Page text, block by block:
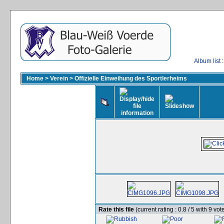
Album list
Home > Verein > Offizielle Einweihung des Sportlerheims
Rate this file (current rating : 0.8 / 5 with 9